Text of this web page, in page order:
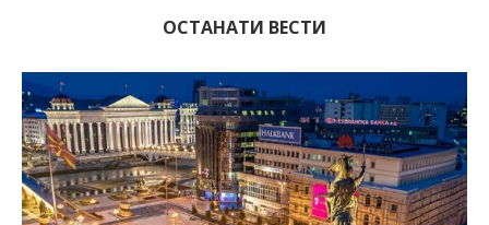
ОСТАНАТИ ВЕСТИ